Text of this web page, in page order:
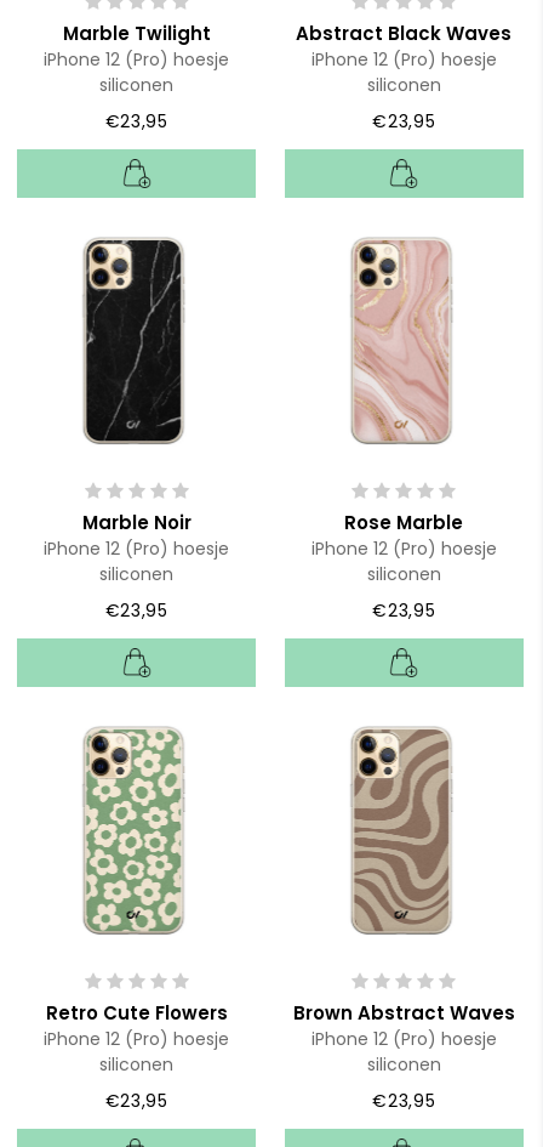
Marble Twilight
iPhone 12 (Pro) hoesje
siliconen
€23,95
Abstract Black Waves
iPhone 12 (Pro) hoesje
siliconen
€23,95
Marble Noir
iPhone 12 (Pro) hoesje
siliconen
€23,95
Rose Marble
iPhone 12 (Pro) hoesje
siliconen
€23,95
Retro Cute Flowers
iPhone 12 (Pro) hoesje
siliconen
€23,95
Brown Abstract Waves
iPhone 12 (Pro) hoesje
siliconen
€23,95